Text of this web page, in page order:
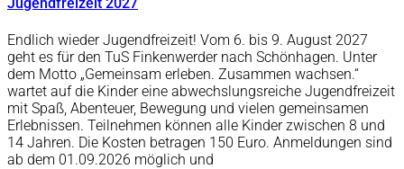
Jugendfreizeit 2027
Endlich wieder Jugendfreizeit! Vom 6. bis 9. August 2027
geht es für den TuS Finkenwerder nach Schönhagen. Unter
dem Motto „Gemeinsam erleben. Zusammen wachsen.“
wartet auf die Kinder eine abwechslungsreiche Jugendfreizeit
mit Spaß, Abenteuer, Bewegung und vielen gemeinsamen
Erlebnissen. Teilnehmen können alle Kinder zwischen 8 und
14 Jahren. Die Kosten betragen 150 Euro. Anmeldungen sind
ab dem 01.09.2026 möglich und